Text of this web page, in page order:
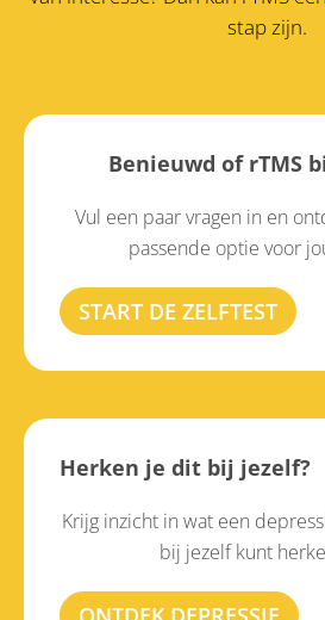
stap zijn.
Benieuwd of rTMS
Vul een paar vragen in en
passende optie voor
START DE ZELFTEST
Herken je dit bij jezelf?
Krijg inzicht in wat een
bij jezelf kunt